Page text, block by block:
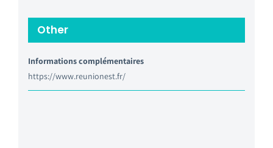
Other
Informations complémentaires
https://www.reunionest.fr/